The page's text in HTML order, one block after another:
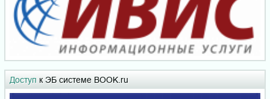
Доступ к ЭБ системе BOOK.ru